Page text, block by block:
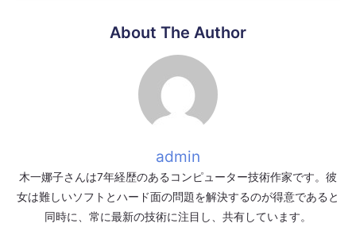
About The Author
admin
木一娜子さんは7年経歴のあるコンピューター技術作家です。彼
女は難しいソフトとハード面の問題を解決するのが得意であると
同時に、常に最新の技術に注目し、共有しています。